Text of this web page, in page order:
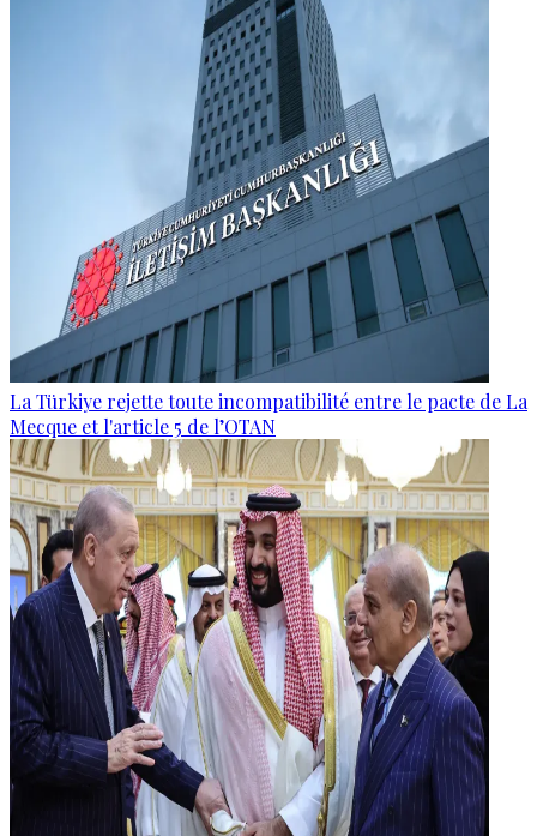
La Türkiye rejette toute incompatibilité entre le pacte de La
Mecque et l'article 5 de l’OTAN